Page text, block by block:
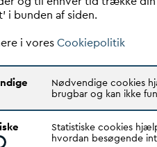
til Statistik
kontaktBenchmarking Team
a.dk
i bunden af siden.
i voresCookiepolitik
Nødvendige cookies
brugbar og kan ikke
Statistiske cookies
hvordan besøgende